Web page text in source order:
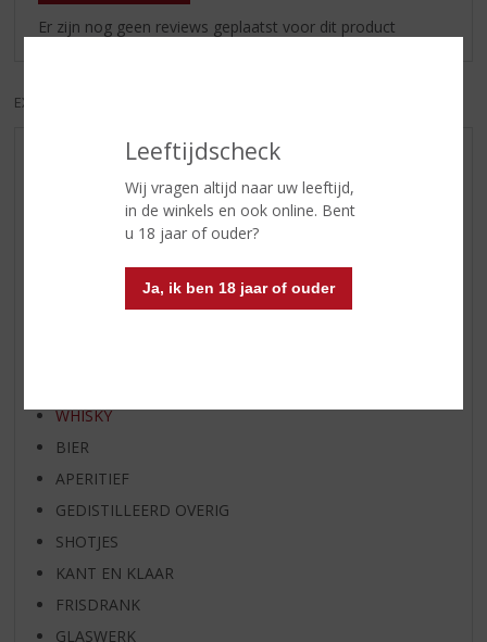
Leeftijdscheck
Wij vragen altijd naar uw leeftijd,
in de winkels en ook online. Bent
u 18 jaar of ouder?
Ja, ik ben 18 jaar of ouder
Er zijn nog geen reviews geplaatst voor dit product
EXCL. BTW
AANBIEDINGEN
WIJN VAN DE MAAND
WHISKY VAN DE MAAND
BIER VAN DE MAAND
WHISKY
BIER
APERITIEF
GEDISTILLEERD OVERIG
SHOTJES
KANT EN KLAAR
FRISDRANK
GLASWERK